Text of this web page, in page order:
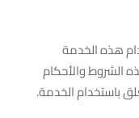
هذه الخدمة
الشروط والأحكام
باستخدام الخدمة.